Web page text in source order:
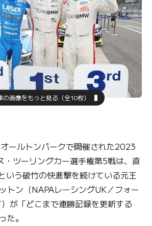
の画像をもっと見る（全10枚）
ールトンパークで開催された2023
・ツーリングカー選手権第5戦は、直
いう破竹の快進撃を続けている元王
トン（NAPAレーシングUK／フォー
が「どこまで連勝記録を更新する
た。